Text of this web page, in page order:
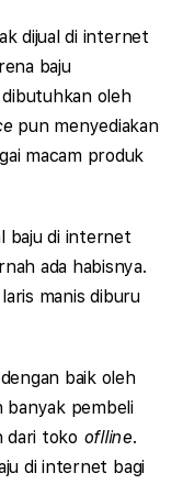
dijual di internet
baju
oleh
pun menyediakan
macam produk
baju di internet
ada habisnya.
manis diburu
baik oleh
banyak pembeli
dari toko oflline.
di internet bagi